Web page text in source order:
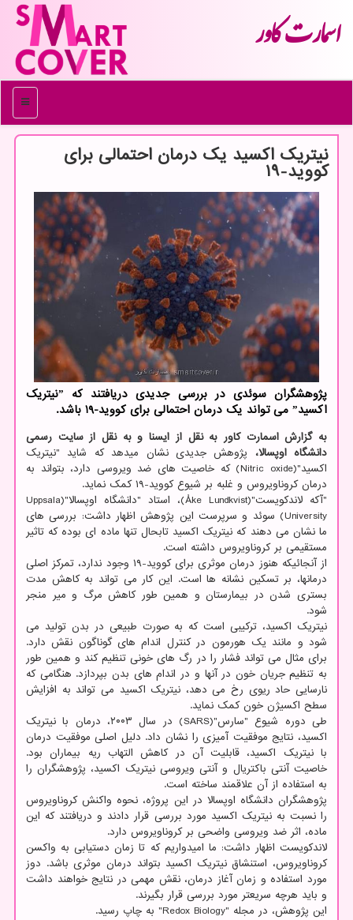
اسمارت كاور
منو
نیتریك اكسید یك درمان احتمالی برای
كووید-۱۹
پژوهشگران سوئدی در بررسی جدیدی دریافتند كه ˮنیتریك
اكسیدˮ می تواند یك درمان احتمالی برای كووید-19 باشد.
به گزارش اسمارت کاور به نقل از ایسنا و به نقل از سایت رسمی
دانشگاه اوپسالا، پژوهش جدیدی نشان میدهد که شاید "نیتریک
اکسید"(Nitric oxide) که خاصیت های ضد ویروسی دارد، بتواند به
درمان کروناویروس و غلبه بر شیوع کووید-۱۹ کمک نماید.
"آکه لاندکویست"(Åke Lundkvist)، استاد "دانشگاه اوپسالا"(Uppsala
University) سوئد و سرپرست این پژوهش اظهار داشت: بررسی های
ما نشان می دهند که نیتریک اکسید تابحال تنها ماده ای بوده که تاثیر
مستقیمی بر کروناویروس داشته است.
از آنجائیکه هنوز درمان موثری برای کووید-۱۹ وجود ندارد، تمرکز اصلی
درمانها، بر تسکین نشانه ها است. این کار می تواند به کاهش مدت
بستری شدن در بیمارستان و همین طور کاهش مرگ و میر منجر
شود.
نیتریک اکسید، ترکیبی است که به صورت طبیعی در بدن تولید می
شود و مانند یک هورمون در کنترل اندام های گوناگون نقش دارد.
برای مثال می تواند فشار را در رگ های خونی تنظیم کند و همین طور
به تنظیم جریان خون در آنها و در اندام های بدن بپردازد. هنگامی که
نارسایی حاد ریوی رخ می دهد، نیتریک اکسید می تواند به افزایش
سطح اکسیژن خون کمک نماید.
طی دوره شیوع "سارس"(SARS) در سال ۲۰۰۳، درمان با نیتریک
اکسید، نتایج موفقیت آمیزی را نشان داد. دلیل اصلی موفقیت درمان
با نیتریک اکسید، قابلیت آن در کاهش التهاب ریه بیماران بود.
خاصیت آنتی باکتریال و آنتی ویروسی نیتریک اکسید، پژوهشگران را
به استفاده از آن علاقمند ساخته است.
پژوهشگران دانشگاه اوپسالا در این پروژه، نحوه واکنش کروناویروس
را نسبت به نیتریک اکسید مورد بررسی قرار دادند و دریافتند که این
ماده، اثر ضد ویروسی واضحی بر کروناویروس دارد.
لاندکویست اظهار داشت: ما امیدواریم که تا زمان دستیابی به واکسن
کروناویروس، استنشاق نیتریک اکسید بتواند درمان موثری باشد. دوز
مورد استفاده و زمان آغاز درمان، نقش مهمی در نتایج خواهند داشت
و باید هرچه سریعتر مورد بررسی قرار بگیرند.
این پژوهش، در مجله "Redox Biology" به چاپ رسید.